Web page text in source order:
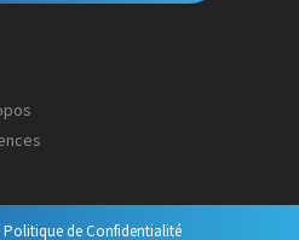
Politique de Confidentialité